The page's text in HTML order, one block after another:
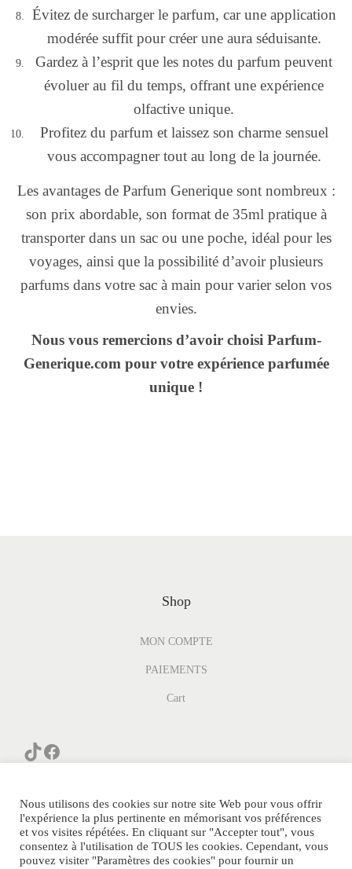
Évitez de surcharger le parfum, car une application
modérée suffit pour créer une aura séduisante.
Gardez à l’esprit que les notes du parfum peuvent
évoluer au fil du temps, offrant une expérience
olfactive unique.
Profitez du parfum et laissez son charme sensuel
vous accompagner tout au long de la journée.
Les avantages de Parfum Generique sont nombreux :
son prix abordable, son format de 35ml pratique à
transporter dans un sac ou une poche, idéal pour les
voyages, ainsi que la possibilité d’avoir plusieurs
parfums dans votre sac à main pour varier selon vos
envies.
Nous vous remercions d’avoir choisi Parfum-
Generique.com pour votre expérience parfumée
unique !
Shop
MON COMPTE
PAIEMENTS
Cart
© PARFUM-GENERIQUE.COM Tous Droits Réservés.
Nous utilisons des cookies sur notre site Web pour vous offrir
l'expérience la plus pertinente en mémorisant vos préférences
et vos visites répétées. En cliquant sur "Accepter tout", vous
consentez à l'utilisation de TOUS les cookies. Cependant, vous
pouvez visiter "Paramètres des cookies" pour fournir un